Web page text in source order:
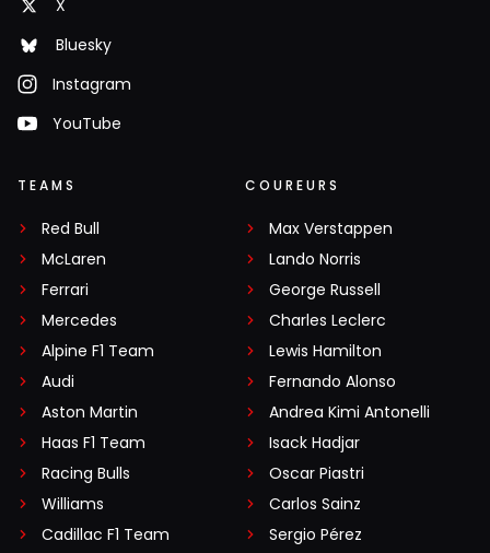
X
Bluesky
Instagram
YouTube
TEAMS
Red Bull
McLaren
Ferrari
Mercedes
Alpine F1 Team
Audi
Aston Martin
Haas F1 Team
Racing Bulls
Williams
Cadillac F1 Team
COUREURS
Max Verstappen
Lando Norris
George Russell
Charles Leclerc
Lewis Hamilton
Fernando Alonso
Andrea Kimi Antonelli
Isack Hadjar
Oscar Piastri
Carlos Sainz
Sergio Pérez